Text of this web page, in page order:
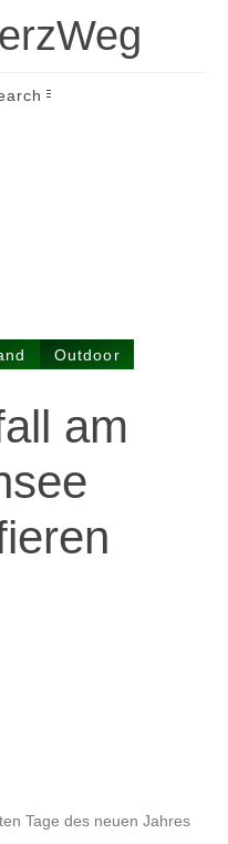
Outdoor
am
Tage des neuen Jahres